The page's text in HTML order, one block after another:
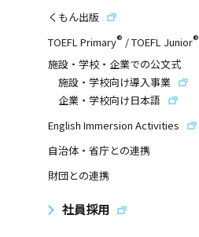
くもん出版
TOEFL Primary® /TOEFL Junior®
施設・学校・企業での公文式
施設・学校向け導入事業
企業・学校向け日本語
English Immersion Activities
自治体・省庁との連携
財団との連携
社員採用